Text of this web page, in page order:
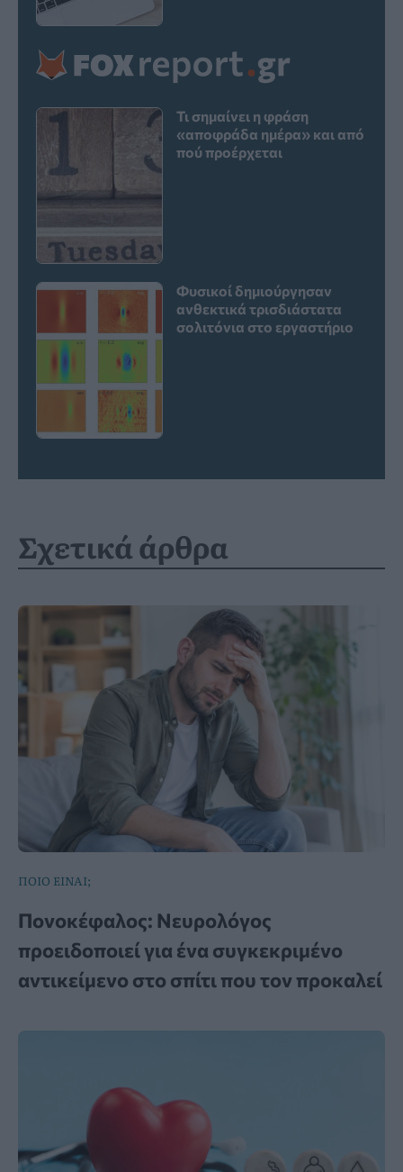
Τι σημαίνει η φράση
«αποφράδα ημέρα» και από
πού προέρχεται
Φυσικοί δημιούργησαν
ανθεκτικά τρισδιάστατα
σολιτόνια στο εργαστήριο
Σχετικά άρθρα
ΠΟΙΟ ΕΙΝΑΙ;
Πονοκέφαλος: Νευρολόγος
προειδοποιεί για ένα συγκεκριμένο
αντικείμενο στο σπίτι που τον προκαλεί